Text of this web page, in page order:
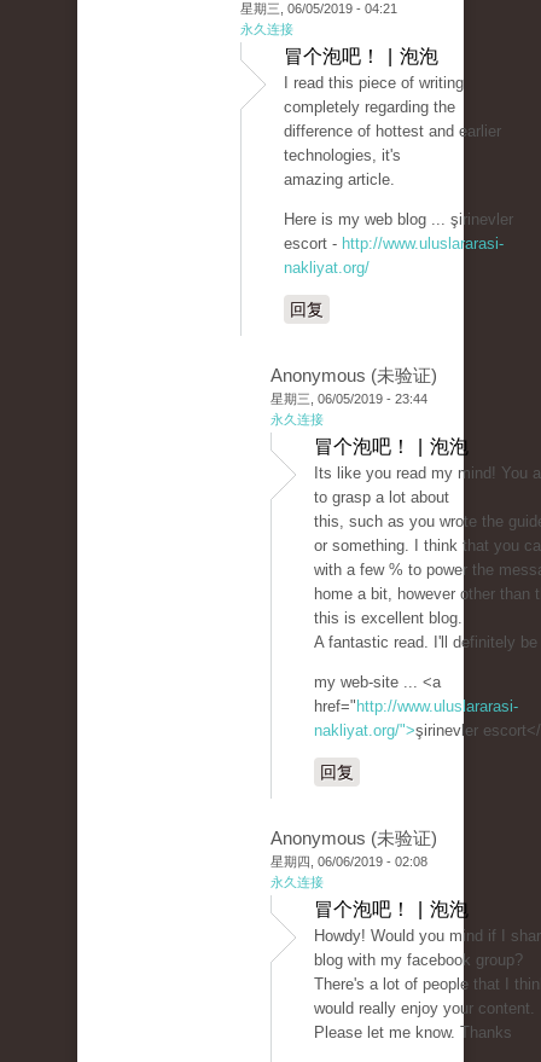
星期三, 06/05/2019 - 04:21
永久连接
冒个泡吧！ | 泡泡
I read this piece of writing
completely regarding the
difference of hottest and earlier
technologies, it's
amazing article.
Here is my web blog ... şirinevler
escort - http://www.uluslararasi-
nakliyat.org/
回复
Anonymous (未验证)
星期三, 06/05/2019 - 23:44
永久连接
冒个泡吧！ | 泡泡
Its like you read my mind! You
to grasp a lot about
this, such as you wrote the
or something. I think that you
with a few % to power the
home a bit, however other than
this is excellent blog.
A fantastic read. I'll definitely
my web-site ... <a
href=" http://www.uluslararasi-
nakliyat.org/">şirinevler
回复
Anonymous (未验证)
星期四, 06/06/2019 - 02:08
永久连接
冒个泡吧！ | 泡泡
Howdy! Would you mind if I
blog with my facebook group?
There's a lot of people that I
would really enjoy your content.
Please let me know. Thanks